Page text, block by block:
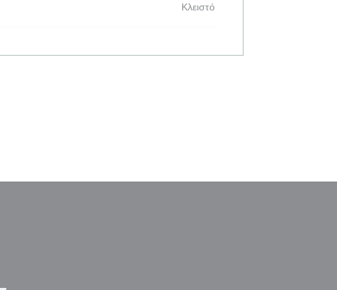
Κλειστό
παράθυρο))